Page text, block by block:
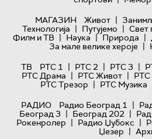
МАГАЗИН
Живот |
Технологијa | Путујемо | Свет
Филм и ТВ | Наука | Природа |
За мале велике хероје |
ТВ
РТС 1 | РТС 2 | РТС 3 |
РТС Драма | РТС Живот | РТС
РТС Трезор | РТС Музика
РАДИО
Радио Београд 1 |
Београд 3 | Београд 202 |
Рокенролер | Радио Џубокс |
Џезер |